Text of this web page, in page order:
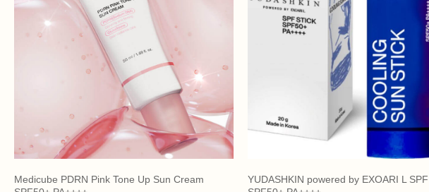
Medicube PDRN Pink Tone Up Sun Cream
YUDASHKIN powered by EXOARI L